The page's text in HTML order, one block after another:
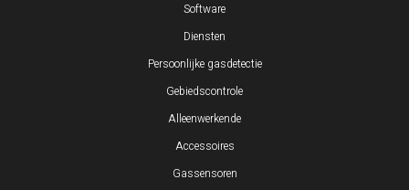
Software
Diensten
Persoonlijke gasdetectie
Gebiedscontrole
Alleenwerkende
Accessoires
Gassensoren